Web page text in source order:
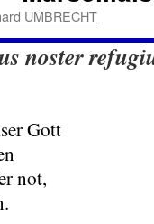
UMBRECHT
noster
Gott
not,